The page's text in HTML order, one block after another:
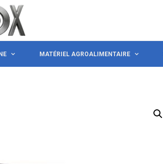
MATÉRIEL AGROALIMENTAIRE